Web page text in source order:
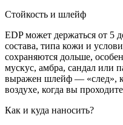
Стойкость и шлейф
EDP может держаться от 5
состава, типа кожи и
сохраняются дольше,
мускус, амбра, сандал или
выражен шлейф — «след»,
воздухе, когда вы
Как и куда наносить?